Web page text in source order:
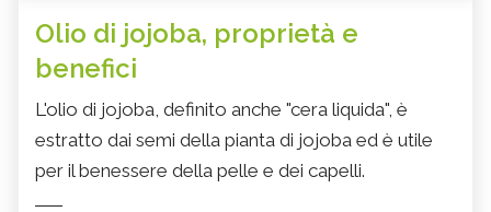
Olio di jojoba, proprietà e
benefici
L'olio di jojoba, definito anche "cera liquida", è
estratto dai semi della pianta di jojoba ed è utile
per il benessere della pelle e dei capelli.